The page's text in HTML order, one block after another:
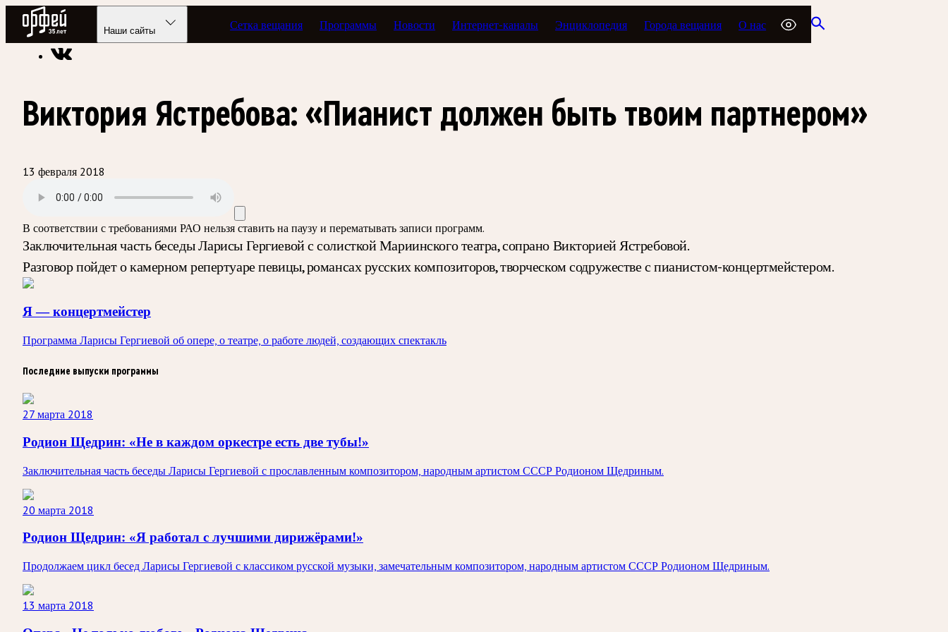
Радио Орфей
Наши сайты Сетка вещания Программы Новости Интернет-каналы Энциклопедия Города вещания О нас
Радио классической музыки «Орфей» Подкасты Я — концертмейстер
Виктория Ястребова: «Пианист должен быть твоим партнером»
13 февраля 2018
В соответствии с требованиями РАО нельзя ставить на паузу и перематывать записи программ.
Заключительная часть беседы Ларисы Гергиевой с солисткой Мариинского театра, сопрано Викторией Ястребовой.
Разговор пойдет о камерном репертуаре певицы, романсах русских композиторов, творческом содружестве с пианистом-концертмейстером.
Я — концертмейстер
Программа Ларисы Гергиевой об опере, о театре, о работе людей, создающих спектакль
Последние выпуски программы
27 марта 2018
Родион Щедрин: «Не в каждом оркестре есть две тубы!»
Заключительная часть беседы Ларисы Гергиевой с прославленным композитором, народным артистом СССР Родионом Щедриным.
20 марта 2018
Родион Щедрин: «Я работал с лучшими дирижёрами!»
Продолжаем цикл бесед Ларисы Гергиевой с классиком русской музыки, замечательным композитором, народным артистом СССР Родионом Щедриным.
13 марта 2018